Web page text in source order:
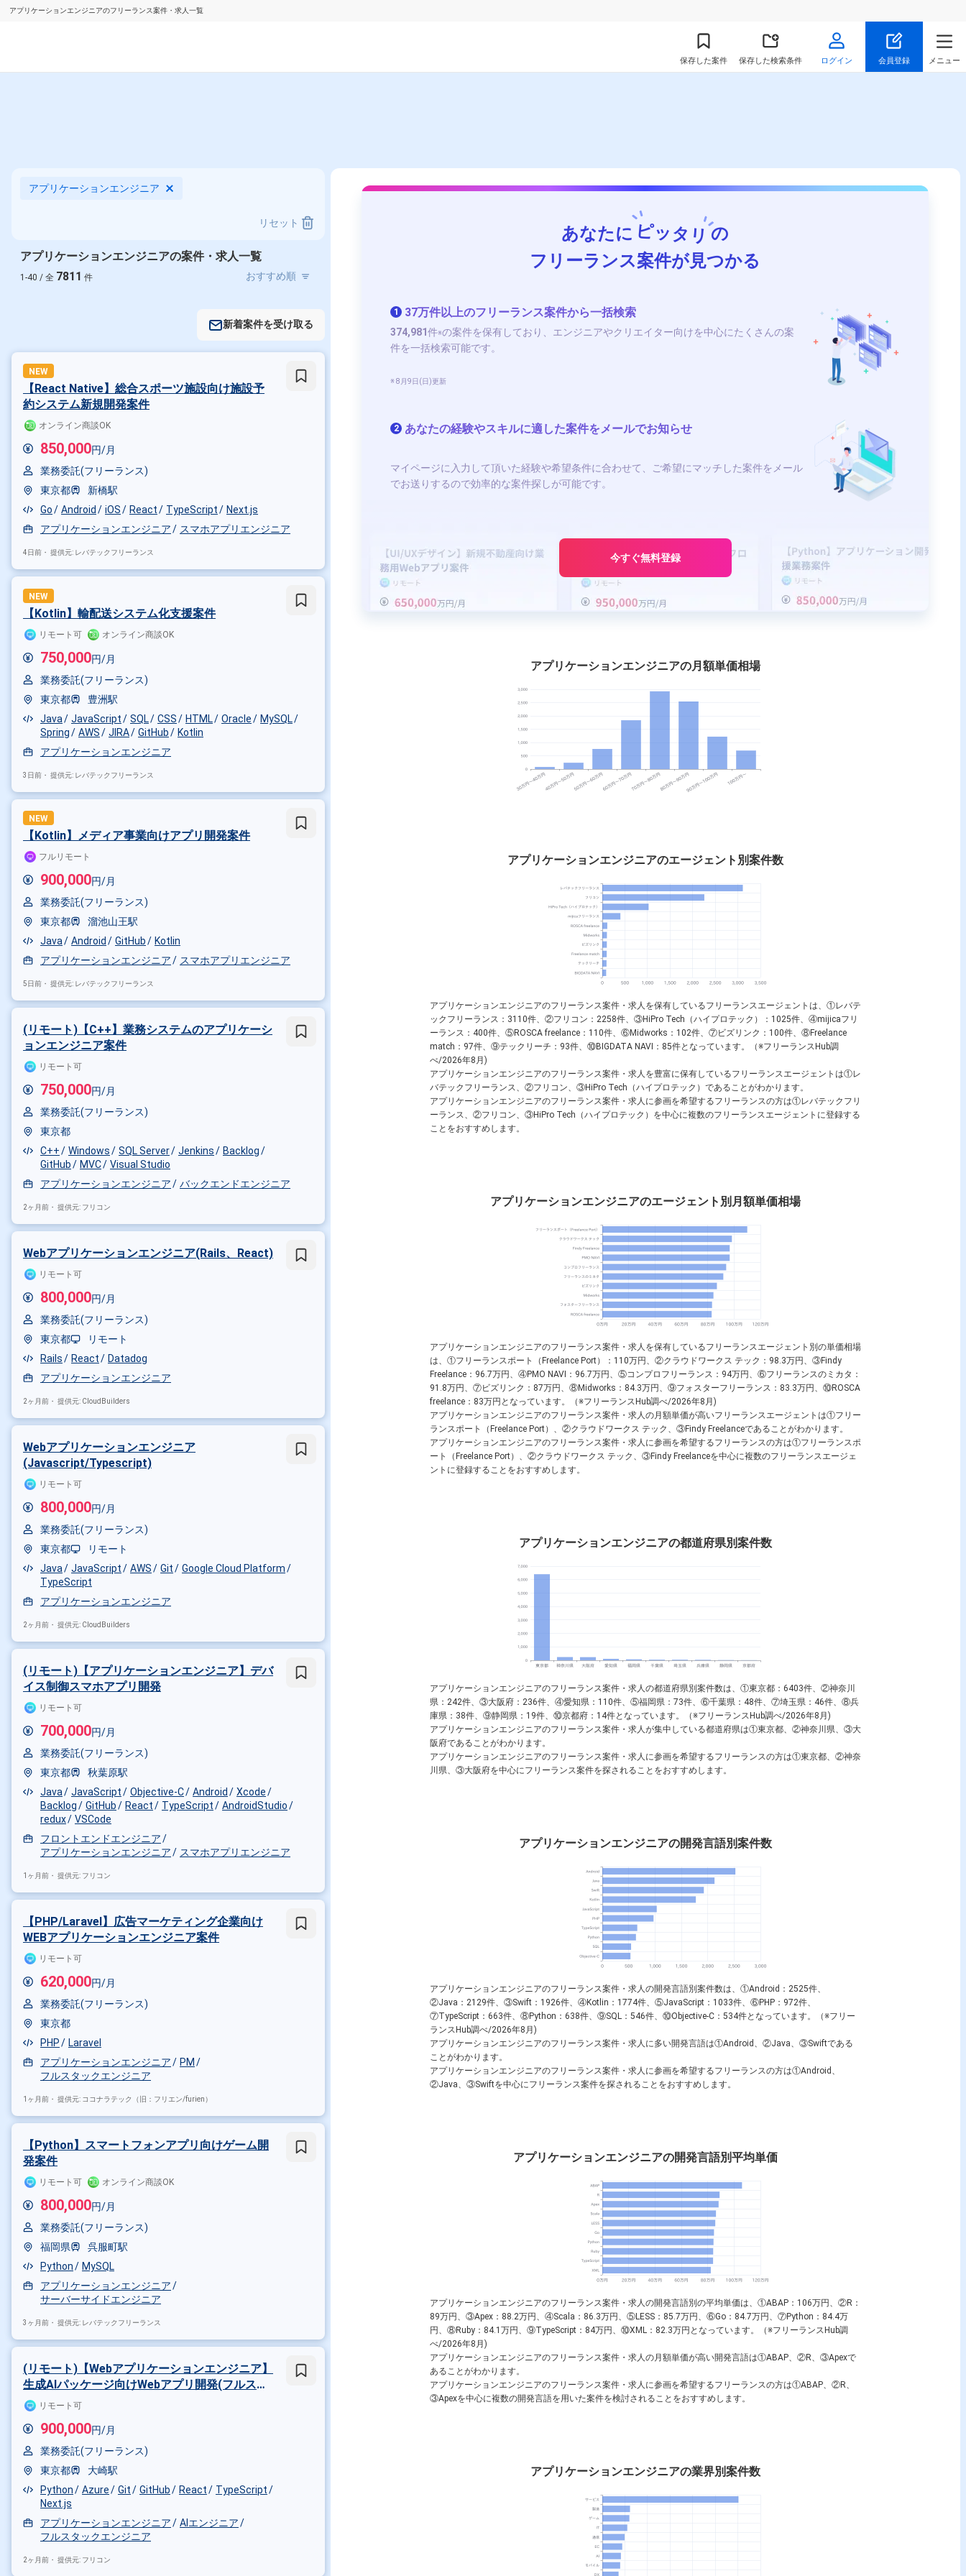
アプリケーションエンジニアのフリーランス案件・求人一覧
保存した案件 保存した検索条件 ログイン 会員登録 メニュー
アプリケーションエンジニア
リセット
アプリケーションエンジニアの案件・求人一覧
1-40 / 全 7811 件
新着案件を受け取る
NEW
【React Native】総合スポーツ施設向け施設予
約システム新規開発案件
オンライン商談OK
850,000円/月
業務委託(フリーランス)
東京都
新橋駅
Go
Android iOS React TypeScript
Next.js
アプリケーションエンジニア
スマホアプリエンジニア
4日前・ 提供元: レバテックフリーランス
NEW
【Kotlin】輸配送システム化支援案件
リモート可 オンライン商談OK
750,000円/月
業務委託(フリーランス)
東京都
豊洲駅
Java
JavaScript SQL CSS HTML Oracle
MySQL
Spring
AWS JIRA GitHub
Kotlin
アプリケーションエンジニア
3日前・ 提供元: レバテックフリーランス
NEW
【Kotlin】メディア事業向けアプリ開発案件
フルリモート
900,000円/月
業務委託(フリーランス)
東京都
溜池山王駅
Java
Android GitHub
Kotlin
アプリケーションエンジニア
スマホアプリエンジニア
5日前・ 提供元: レバテックフリーランス
(リモート)【C++】業務システムのアプリケーシ
ョンエンジニア案件
リモート可
750,000円/月
業務委託(フリーランス)
東京都
C++
Windows SQL Server Jenkins
Backlog
GitHub
MVC
Visual Studio
アプリケーションエンジニア
バックエンドエンジニア
2ヶ月前・ 提供元: フリコン
Webアプリケーションエンジニア(Rails、React)
リモート可
800,000円/月
業務委託(フリーランス)
東京都
リモート
Rails
React
Datadog
アプリケーションエンジニア
2ヶ月前・ 提供元: CloudBuilders
Webアプリケーションエンジニア
(Javascript/Typescript)
リモート可
800,000円/月
業務委託(フリーランス)
東京都
リモート
Java
JavaScript AWS Git
Google Cloud Platform
TypeScript
アプリケーションエンジニア
2ヶ月前・ 提供元: CloudBuilders
(リモート)【アプリケーションエンジニア】デバ
イス制御スマホアプリ開発
リモート可
700,000円/月
業務委託(フリーランス)
東京都
秋葉原駅
Java
JavaScript Objective-C Android
Xcode
Backlog
GitHub React TypeScript
AndroidStudio
redux
VSCode
フロントエンドエンジニア
アプリケーションエンジニア
スマホアプリエンジニア
1ヶ月前・ 提供元: フリコン
【PHP/Laravel】広告マーケティング企業向け
WEBアプリケーションエンジニア案件
リモート可
620,000円/月
業務委託(フリーランス)
東京都
PHP
Laravel
アプリケーションエンジニア
PM
フルスタックエンジニア
1ヶ月前・ 提供元: ココナラテック（旧：フリエン/furien）
【Python】スマートフォンアプリ向けゲーム開
発案件
リモート可 オンライン商談OK
800,000円/月
業務委託(フリーランス)
福岡県
呉服町駅
Python
MySQL
アプリケーションエンジニア
サーバーサイドエンジニア
3ヶ月前・ 提供元: レバテックフリーランス
(リモート)【Webアプリケーションエンジニア】
生成AIパッケージ向けWebアプリ開発(フルスタ
ック)リモート可
900,000円/月
業務委託(フリーランス)
東京都
大崎駅
Python
Azure Git GitHub React
TypeScript
Next.js
アプリケーションエンジニア
AIエンジニア
フルスタックエンジニア
2ヶ月前・ 提供元: フリコン
アプリケーションエンジニア × 副業 アプリケーションエンジニア × 在宅・リモート
その他開発言語・スキルから探す
Android Java Swift iOS MySQL AWS
フロントエンドエンジニア サーバーサイドエンジニア 社内SE
あなたに ピッタリの
フリーランス案件が見つかる
1 37万件以上のフリーランス案件から一括検索
374,981件※の案件を保有しており、エンジニアやクリエイター向けを中心にたくさんの案
件を一括検索可能です。
※ 8月9日(日)更新
2 あなたの経験やスキルに適した案件をメールでお知らせ
マイページに入力して頂いた経験や希望条件に合わせて、ご希望にマッチした案件をメール
でお送りするので効率的な案件探しが可能です。
今すぐ無料登録
アプリケーションエンジニアの月額単価相場
アプリケーションエンジニアのエージェント別案件数
アプリケーションエンジニアのフリーランス案件・求人を保有しているフリーランスエージェントは、①レバテ
ックフリーランス：3110件、②フリコン：2258件、③HiPro Tech（ハイプロテック）：1025件、④mijicaフリ
ーランス：400件、⑤ROSCA freelance：110件、⑥Midworks：102件、⑦ビズリンク：100件、⑧Freelance
match：97件、⑨テックリーチ：93件、⑩BIGDATA NAVI：85件となっています。（※フリーランスHub調
べ/2026年8月)
アプリケーションエンジニアのフリーランス案件・求人を豊富に保有しているフリーランスエージェントは①レ
バテックフリーランス、②フリコン、③HiPro Tech（ハイプロテック）であることがわかります。
アプリケーションエンジニアのフリーランス案件・求人に参画を希望するフリーランスの方は①レバテックフリ
ーランス、②フリコン、③HiPro Tech（ハイプロテック）を中心に複数のフリーランスエージェントに登録する
ことをおすすめします。
アプリケーションエンジニアのエージェント別月額単価相場
アプリケーションエンジニアのフリーランス案件・求人を保有しているフリーランスエージェント別の単価相場
は、①フリーランスポート（Freelance Port）：110万円、②クラウドワークス テック：98.3万円、③Findy
Freelance：96.7万円、④PMO NAVI：96.7万円、⑤コンプロフリーランス：94万円、⑥フリーランスのミカタ：
91.8万円、⑦ビズリンク：87万円、⑧Midworks：84.3万円、⑨フォスターフリーランス：83.3万円、⑩ROSCA
freelance：83万円となっています。（※フリーランスHub調べ/2026年8月)
アプリケーションエンジニアのフリーランス案件・求人の月額単価が高いフリーランスエージェントは①フリー
ランスポート（Freelance Port）、②クラウドワークス テック、③Findy Freelanceであることがわかります。
アプリケーションエンジニアのフリーランス案件・求人に参画を希望するフリーランスの方は①フリーランスポ
ート（Freelance Port）、②クラウドワークス テック、③Findy Freelanceを中心に複数のフリーランスエージェ
ントに登録することをおすすめします。
アプリケーションエンジニアの都道府県別案件数
アプリケーションエンジニアのフリーランス案件・求人の都道府県別案件数は、①東京都：6403件、②神奈川
県：242件、③大阪府：236件、④愛知県：110件、⑤福岡県：73件、⑥千葉県：48件、⑦埼玉県：46件、⑧兵
庫県：38件、⑨静岡県：19件、⑩京都府：14件となっています。（※フリーランスHub調べ/2026年8月)
アプリケーションエンジニアのフリーランス案件・求人が集中している都道府県は①東京都、②神奈川県、③大
阪府であることがわかります。
アプリケーションエンジニアのフリーランス案件・求人に参画を希望するフリーランスの方は①東京都、②神奈
川県、③大阪府を中心にフリーランス案件を探されることをおすすめします。
アプリケーションエンジニアの開発言語別案件数
アプリケーションエンジニアのフリーランス案件・求人の開発言語別案件数は、①Android ：2525件、
②Java ：2129件、③Swift：1926件、④Kotlin ：1774件、⑤JavaScript：1033件、⑥PHP：972件、
⑦TypeScript：663件、⑧Python ：638件、⑨SQL：546件、⑩Objective-C：534件となっています。（※フリー
ランスHub調べ/2026年8月)
アプリケーションエンジニアのフリーランス案件・求人に多い開発言語は①Android 、②Java、③Swiftである
ことがわかります。
アプリケーションエンジニアのフリーランス案件・求人に参画を希望するフリーランスの方は①Android 、
②Java、③Swiftを中心にフリーランス案件を探されることをおすすめします。
アプリケーションエンジニアの開発言語別平均単価
アプリケーションエンジニアのフリーランス案件・求人の開発言語別の平均単価は、①ABAP：106万円、②R：
89万円、③Apex：88.2万円、④Scala ：86.3万円、⑤LESS：85.7万円、⑥Go：84.7万円、⑦Python ：84.4万
円、⑧Ruby：84.1万円、⑨TypeScript：84万円、⑩XML：82.3万円となっています。（※フリーランスHub調
べ/2026年8月)
アプリケーションエンジニアのフリーランス案件・求人の月額単価が高い開発言語は①ABAP、②R、③Apexで
あることがわかります。
アプリケーションエンジニアのフリーランス案件・求人に参画を希望するフリーランスの方は①ABAP、②R、
③Apexを中心に複数の開発言語を用いた案件を検討されることをおすすめします。
アプリケーションエンジニアの業界別案件数